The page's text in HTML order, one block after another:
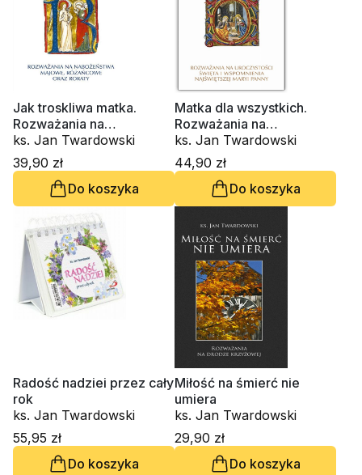
Jak troskliwa matka.
Rozważania na
nabożeństwa majowe,
październikowe i roraty
ks. Jan Twardowski
39,90 zł
Do koszyka
Matka dla wszystkich.
Rozważania na
uroczystości, święta i
wspomnienia Najświętszej
Maryi Panny
ks. Jan Twardowski
44,90 zł
Do koszyka
Radość nadziei przez cały
rok
ks. Jan Twardowski
55,95 zł
Do koszyka
Miłość na śmierć nie
umiera
ks. Jan Twardowski
29,90 zł
Do koszyka